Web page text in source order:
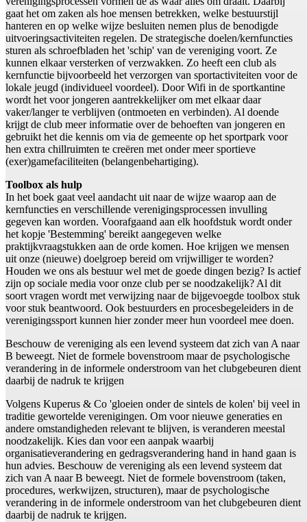
gaat het om zaken als hoe mensen betrekken, welke bestuurstijl
hanteren en op welke wijze besluiten nemen plus de benodigde
uitvoeringsactiviteiten regelen. De strategische doelen/kernfuncties
sturen als schroefbladen het 'schip' van de vereniging voort. Ze
kunnen elkaar versterken of verzwakken. Zo heeft een club als
kernfunctie bijvoorbeeld het verzorgen van sportactiviteiten voor de
lokale jeugd (individueel voordeel). Door Wifi in de sportkantine
wordt het voor jongeren aantrekkelijker om met elkaar daar
vaker/langer te verblijven (ontmoeten en verbinden). Al doende
krijgt de club meer informatie over de behoeften van jongeren en
gebruikt het die kennis om via de gemeente op het sportpark voor
hen extra chillruimten te creëren met onder meer sportieve
(exer)gamefaciliteiten (belangenbehartiging).
Toolbox als hulp
In het boek gaat veel aandacht uit naar de wijze waarop aan de
kernfuncties en verschillende verenigingsprocessen invulling
gegeven kan worden. Voorafgaand aan elk hoofdstuk wordt onder
het kopje 'Bestemming' bereikt aangegeven welke
praktijkvraagstukken aan de orde komen. Hoe krijgen we mensen
uit onze (nieuwe) doelgroep bereid om vrijwilliger te worden?
Houden we ons als bestuur wel met de goede dingen bezig? Is actief
zijn op sociale media voor onze club per se noodzakelijk? Al dit
soort vragen wordt met verwijzing naar de bijgevoegde toolbox stuk
voor stuk beantwoord. Ook bestuurders en procesbegeleiders in de
verenigingssport kunnen hier zonder meer hun voordeel mee doen.
Beschouw de vereniging als een levend systeem dat zich van A naar
B beweegt. Niet de formele bovenstroom maar de psychologische
verandering in de informele onderstroom van het clubgebeuren dient
daarbij de nadruk te krijgen
Volgens Kuperus & Co 'gloeien onder de sintels de kolen' bij veel in
traditie gewortelde verenigingen. Om voor nieuwe generaties en
andere omstandigheden relevant te blijven, is veranderen meestal
noodzakelijk. Kies dan voor een aanpak waarbij
organisatieverandering en gedragsverandering hand in hand gaan is
hun advies. Beschouw de vereniging als een levend systeem dat
zich van A naar B beweegt. Niet de formele bovenstroom (taken,
procedures, werkwijzen, structuren), maar de psychologische
verandering in de informele onderstroom van het clubgebeuren dient
daarbij de nadruk te krijgen.